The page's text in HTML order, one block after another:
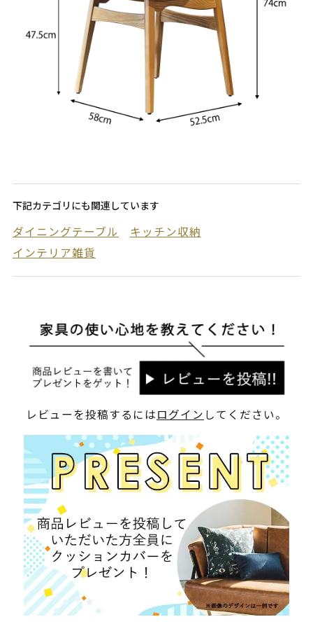
下記カテゴリにも関連しています
ダイニングテーブル
キッチン収納
インテリア雑貨
レビューを投稿するにはログイン してください。